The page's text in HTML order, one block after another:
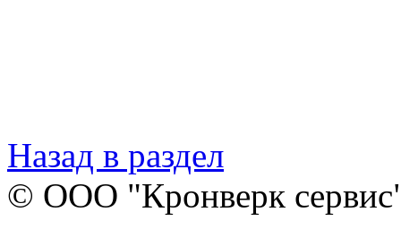
Назад в раздел
© ООО "Кронверк